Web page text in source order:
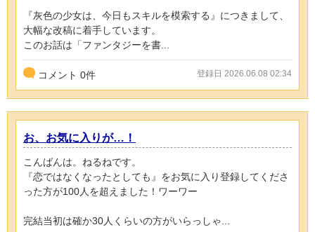
『灰色の少女は、今日もスキルを模索する』につきまして、
大幅な改稿に着手しています。
このお話は「ファンタジーを書...
コメント 0件 登録日 2026.06.08 02:34
お、お気に入りが…！
こんばんは。ねるねです。
『恋ではなくなったとしても』をお気に入り登録してくださ
った方が100人を超えました！ワーワー
完結当初は確か30人くらいの方がいらっしゃ...